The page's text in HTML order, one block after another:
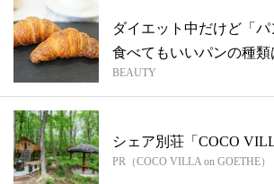
ダイエット中だけど「パ
食べてもいいパンの種類
BEAUTY
シェア別荘「COCO
PR（COCO VILLA on GOETHE）